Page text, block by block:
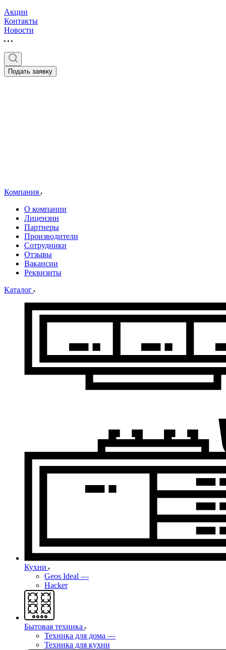
Акции
Контакты
Новости
Подать заявку
Компания
О компании
Лицензии
Партнеры
Производители
Сотрудники
Отзывы
Вакансии
Реквизиты
Каталог
Кухни
Geos Ideal —
Hacker
Бытовая техника
Техника для дома —
Техника для кухни